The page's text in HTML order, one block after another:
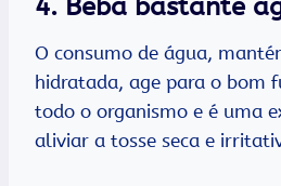
4. Beba bastante
O consumo de água,
hidratada, age para o bom
todo o organismo e é uma
aliviar a tosse seca e